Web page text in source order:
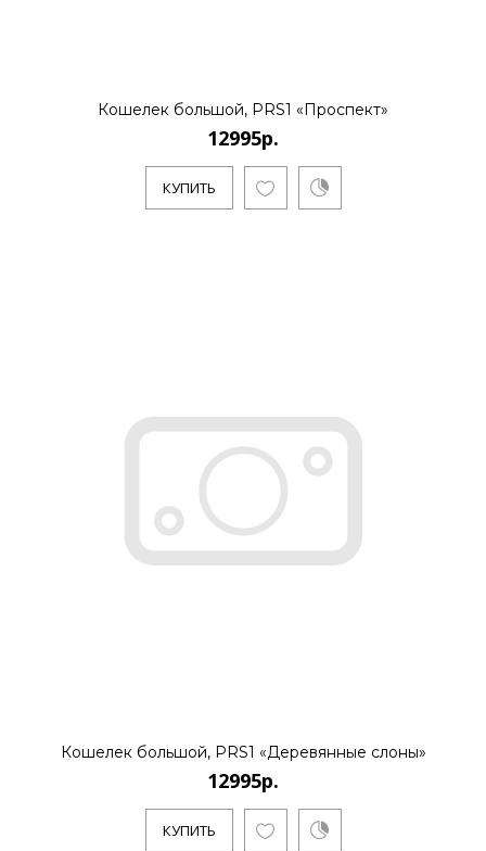
Кошелек большой, PRS1 «Проспект»
12995р.
КУПИТЬ
Кошелек большой, PRS1 «Деревянные слоны»
12995р.
КУПИТЬ